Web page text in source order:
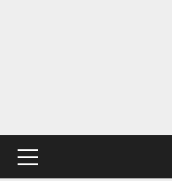
Primary